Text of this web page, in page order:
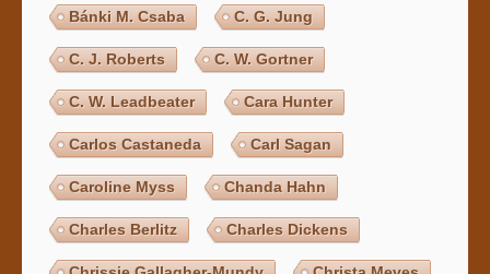
Bánki M. Csaba C. G. Jung
C. J. Roberts C. W. Gortner
C. W. Leadbeater Cara Hunter
Carlos Castaneda Carl Sagan
Caroline Myss Chanda Hahn
Charles Berlitz Charles Dickens